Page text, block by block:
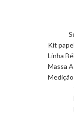
Kit
Linha
Massa
Medição